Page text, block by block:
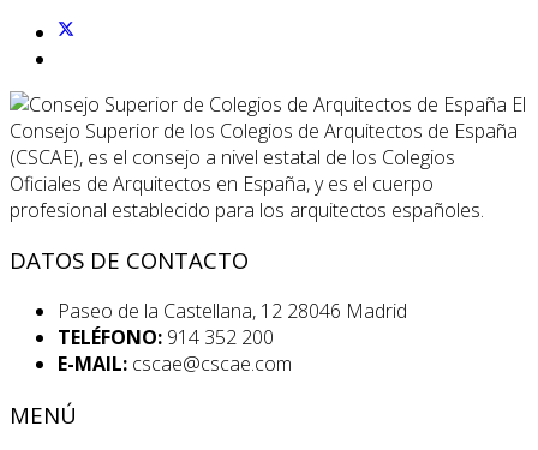
El
Consejo Superior de los Colegios de Arquitectos de España
(CSCAE), es el consejo a nivel estatal de los Colegios
Oficiales de Arquitectos en España, y es el cuerpo
profesional establecido para los arquitectos españoles.
DATOS DE CONTACTO
Paseo de la Castellana, 12 28046 Madrid
TELÉFONO: 914 352 200
E-MAIL: cscae@cscae.com
MENÚ